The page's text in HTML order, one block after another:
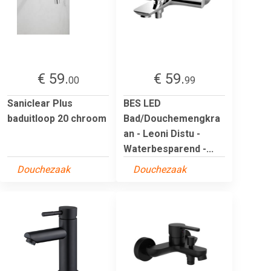
€ 59.00
Saniclear Plus
baduitloop 20 chroom
Douchezaak
€ 59.99
BES LED
Bad/Douchemengkra
an - Leoni Distu -
Waterbesparend -...
Douchezaak